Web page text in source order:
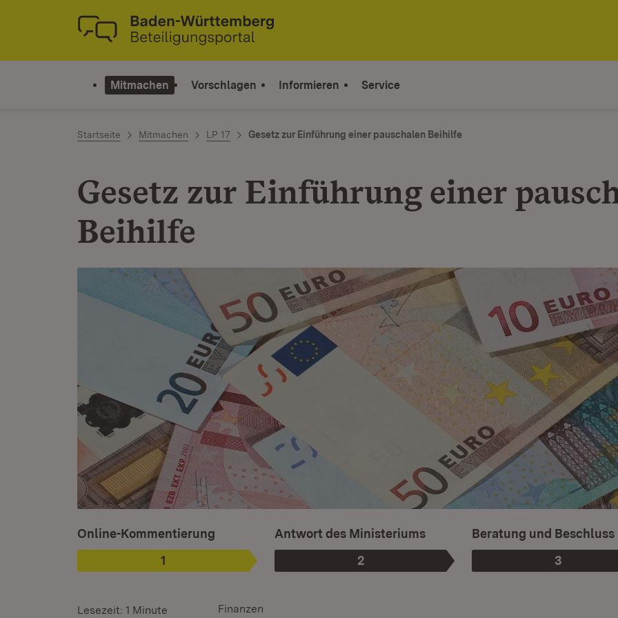
Zum Inhalt springen
Link zur Startseite
Mitmachen Vorschlagen Informieren Service
Startseite Mitmachen LP 17 Gesetz zur Einführung einer pauschalen Beihilfe
Gesetz zur Einführung einer
Beihilfe
Phase
1
:
Ist ausgewählt.
Online-Kommentierung
Phase
2
:
Antwort des Ministeriums
Phase
3
:
Beratung und Beschluss
Finanzen
Lesezeit: 1 Minute